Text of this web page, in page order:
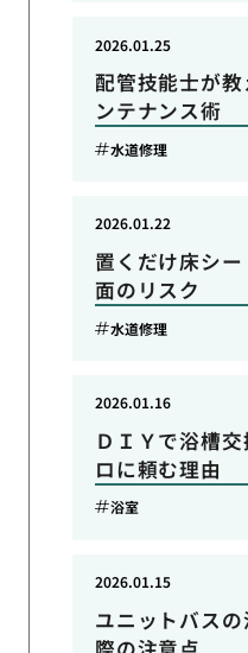
配管技能士が
ンテナンス術
2026.01.25
水道修理
置くだけ床シ
面のリスク
2026.01.22
水道修理
ＤＩＹで浴槽
ロに頼む理由
2026.01.16
浴室
ユニットバス
2026.01.15